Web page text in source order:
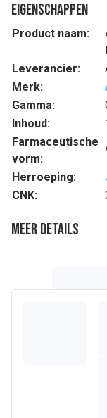
Eigenschappen
Product naam:
Leverancier:
Merk:
Gamma:
Inhoud:
Farmaceutische
vorm:
Herroeping:
CNK:
Meer details
oorsprong. Het